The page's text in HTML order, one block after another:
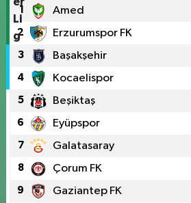
1 Amed
2 Erzurumspor FK
3 Başakşehir
4 Kocaelispor
5 Beşiktaş
6 Eyüpspor
7 Galatasaray
8 Çorum FK
9 Gaziantep FK